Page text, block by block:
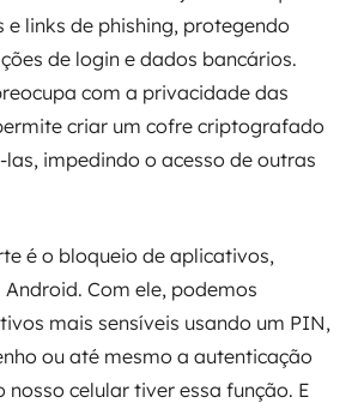
e links de phishing, protegendo
de login e dados bancários.
com a privacidade das
criar um cofre criptografado
impedindo o acesso de outras
é o bloqueio de aplicativos,
Com ele, podemos
mais sensíveis usando um PIN,
ou até mesmo a autenticação
nosso celular tiver essa função. E